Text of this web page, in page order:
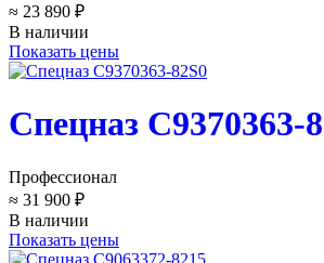
≈ 23 890 ₽
В наличии
Показать цены
Спецназ C9370363-
Профессионал
≈ 31 900 ₽
В наличии
Показать цены